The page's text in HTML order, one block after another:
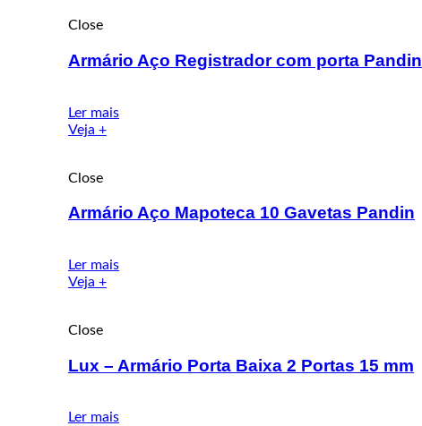
Close
Armário Aço Registrador com porta Pandin
Ler mais
Veja +
Close
Armário Aço Mapoteca 10 Gavetas Pandin
Ler mais
Veja +
Close
Lux – Armário Porta Baixa 2 Portas 15 mm
Ler mais